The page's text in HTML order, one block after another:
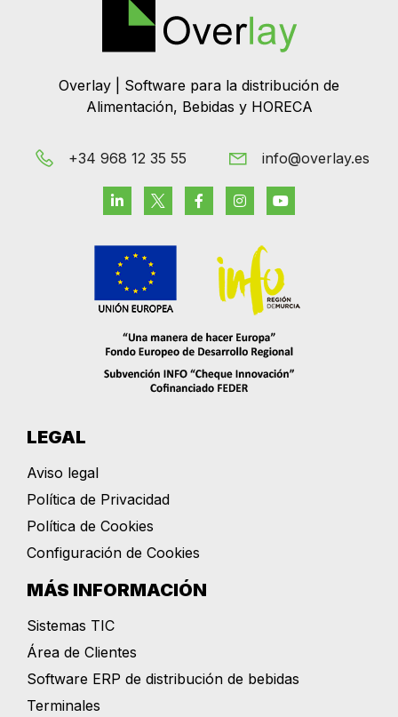
Overlay | Software para la distribución de
Alimentación, Bebidas y HORECA
+34 968 12 35 55 info@overlay.es
LEGAL
Aviso legal
Política de Privacidad
Política de Cookies
Configuración de Cookies
MÁS INFORMACIÓN
Sistemas TIC
Área de Clientes
Software ERP de distribución de bebidas
Terminales